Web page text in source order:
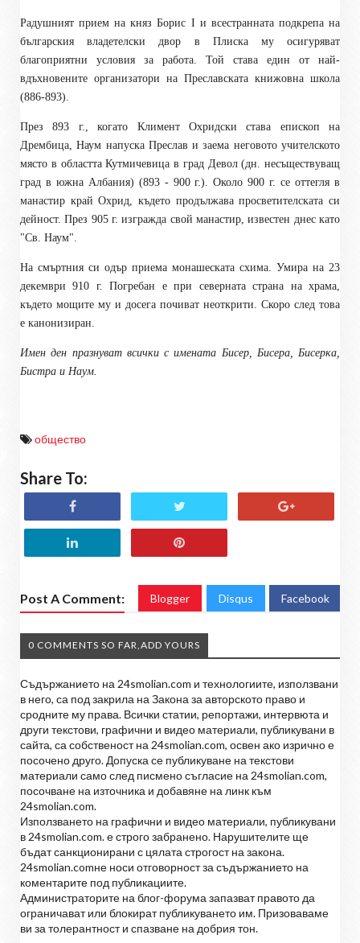
Радушният прием на княз Борис I и всестранната подкрепа на
българския владетелски двор в Плиска му осигуряват
благоприятни условия за работа. Той става един от най-
вдъхновените организатори на Преславската книжовна школа
(886-893).
През 893 г., когато Климент Охридски става епископ на
Дрембица, Наум напуска Преслав и заема неговото учителското
място в областта Кутмичевица в град Девол (дн. несъществуващ
град в южна Албания) (893 - 900 г.). Около 900 г. се оттегля в
манастир край Охрид, където продължава просветителската си
дейност. През 905 г. изгражда свой манастир, известен днес като
"Св. Наум".
На смъртния си одър приема монашеската схима. Умира на 23
декември 910 г. Погребан е при северната страна на храма,
където мощите му и досега почиват неоткрити. Скоро след това
е канонизиран.
Имен ден празнуват всички с имената Бисер, Бисера, Бисерка,
Бистра и Наум.
общество
Share To:
Post A Comment: Blogger Disqus Facebook
0 COMMENTS SO FAR,ADD YOURS
Съдържанието на 24smolian.com и технологиите, използвани
в него, са под закрила на Закона за авторското право и
сродните му права. Всички статии, репортажи, интервюта и
други текстови, графични и видео материали, публикувани в
сайта, са собственост на 24smolian.com, освен ако изрично е
посочено друго. Допуска се публикуване на текстови
материали само след писмено съгласие на 24smolian.com,
посочване на източника и добавяне на линк към
24smolian.com.
Използването на графични и видео материали, публикувани
в 24smolian.com. е строго забранено. Нарушителите ще
бъдат санкционирани с цялата строгост на закона.
24smolian.comне носи отговорност за съдържанието на
коментарите под публикациите.
Администраторите на блог-форума запазват правото да
ограничават или блокират публикуването им. Призоваваме
ви за толерантност и спазване на добрия тон.